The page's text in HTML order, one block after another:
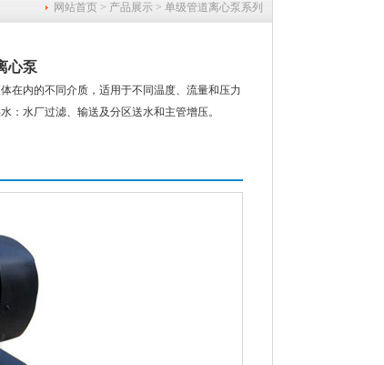
网站首页 > 产品展示 > 单级管道离心泵系列
心泵
在内的不同介质，适用于不同温度、流量和压力
：水厂过滤、输送及分区送水和主管增压。